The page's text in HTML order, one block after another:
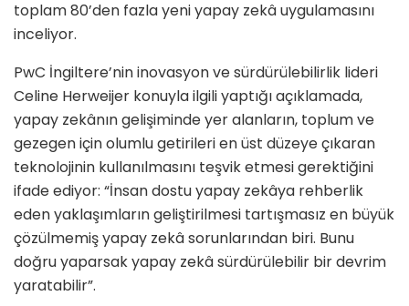
toplam 80’den fazla yeni yapay zekâ uygulamasını
inceliyor.
PwC İngiltere’nin inovasyon ve sürdürülebilirlik lideri
Celine Herweijer konuyla ilgili yaptığı açıklamada,
yapay zekânın gelişiminde yer alanların, toplum ve
gezegen için olumlu getirileri en üst düzeye çıkaran
teknolojinin kullanılmasını teşvik etmesi gerektiğini
ifade ediyor: “İnsan dostu yapay zekâya rehberlik
eden yaklaşımların geliştirilmesi tartışmasız en büyük
çözülmemiş yapay zekâ sorunlarından biri. Bunu
doğru yaparsak yapay zekâ sürdürülebilir bir devrim
yaratabilir”.